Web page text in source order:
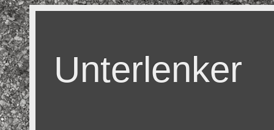
Unterlenker